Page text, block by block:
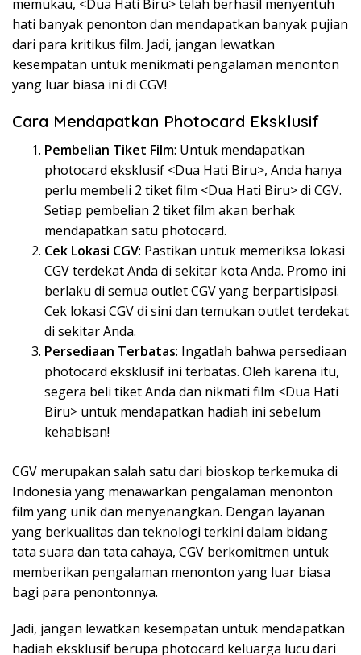
memukau, <Dua Hati Biru> telah berhasil menyentuh
hati banyak penonton dan mendapatkan banyak pujian
dari para kritikus film. Jadi, jangan lewatkan
kesempatan untuk menikmati pengalaman menonton
yang luar biasa ini di CGV!
Cara Mendapatkan Photocard Eksklusif
Pembelian Tiket Film: Untuk mendapatkan
photocard eksklusif <Dua Hati Biru>, Anda hanya
perlu membeli 2 tiket film <Dua Hati Biru> di CGV.
Setiap pembelian 2 tiket film akan berhak
mendapatkan satu photocard.
Cek Lokasi CGV: Pastikan untuk memeriksa lokasi
CGV terdekat Anda di sekitar kota Anda. Promo ini
berlaku di semua outlet CGV yang berpartisipasi.
Cek lokasi CGV di sini dan temukan outlet terdekat
di sekitar Anda.
Persediaan Terbatas: Ingatlah bahwa persediaan
photocard eksklusif ini terbatas. Oleh karena itu,
segera beli tiket Anda dan nikmati film <Dua Hati
Biru> untuk mendapatkan hadiah ini sebelum
kehabisan!
CGV merupakan salah satu dari bioskop terkemuka di
Indonesia yang menawarkan pengalaman menonton
film yang unik dan menyenangkan. Dengan layanan
yang berkualitas dan teknologi terkini dalam bidang
tata suara dan tata cahaya, CGV berkomitmen untuk
memberikan pengalaman menonton yang luar biasa
bagi para penontonnya.
Jadi, jangan lewatkan kesempatan untuk mendapatkan
hadiah eksklusif berupa photocard keluarga lucu dari